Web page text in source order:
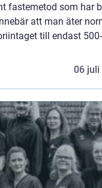
fastemetod som har
att man äter
till endast
06 juli